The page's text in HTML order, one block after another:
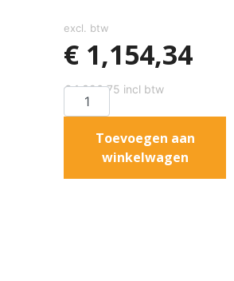
excl. btw
€ 1,154,34
€1,396,75 incl btw
Toevoegen aan
winkelwagen